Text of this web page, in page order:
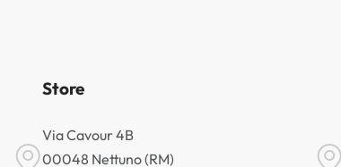
Store
Via Cavour 4B
00048 Nettuno (RM)